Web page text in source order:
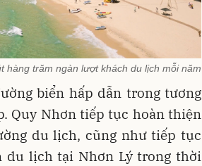
hàng trăm ngàn lượt khách du lịch mỗi năm
biển hấp dẫn trong tương
Quy Nhơn tiếp tục hoàn thiện
du lịch, cũng như tiếp tục
du lịch tại Nhơn Lý trong thời